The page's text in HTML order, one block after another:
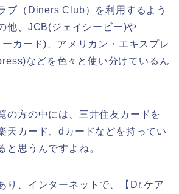
ブ（Diners Club）を利用するよう
他、JCB(ジェイシービー)や
カード)、アメリカン・エキスプレ
などを色々と使い分けているん
の方の中には、三井住友カードを
天カード、dカードなどを持ってい
と思うんですよね。
り、インターネットで、【Dr.ケア